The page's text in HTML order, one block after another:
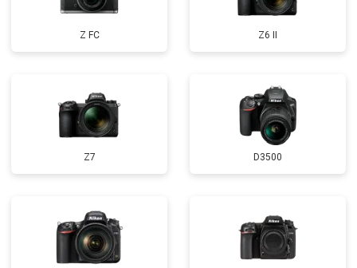
Z FC Z6 II
Z7 D3500